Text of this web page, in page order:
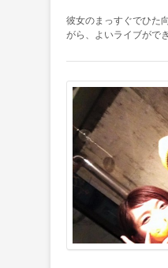
彼女のまっすぐでひた
がら、よいライブがで